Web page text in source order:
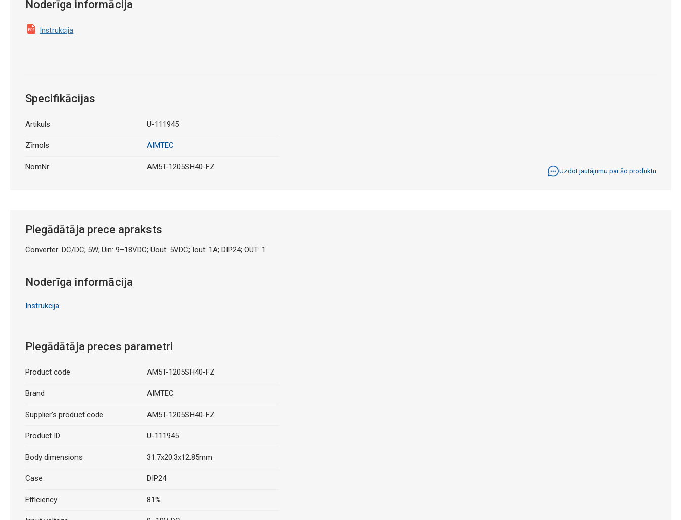
Noderīga informācija
Instrukcija
Specifikācijas
Artikuls U-111945
Zīmols AIMTEC
NomNr AM5T-1205SH40-FZ Uzdot jautājumu par šo produktu
Piegādātāja prece apraksts
Converter: DC/DC; 5W; Uin: 9÷18VDC; Uout: 5VDC; Iout: 1A; DIP24; OUT: 1
Noderīga informācija
Instrukcija
Piegādātāja preces parametri
Product code AM5T-1205SH40-FZ
Brand AIMTEC
Supplier's product code AM5T-1205SH40-FZ
Product ID U-111945
Body dimensions 31.7x20.3x12.85mm
Case DIP24
Efficiency 81%